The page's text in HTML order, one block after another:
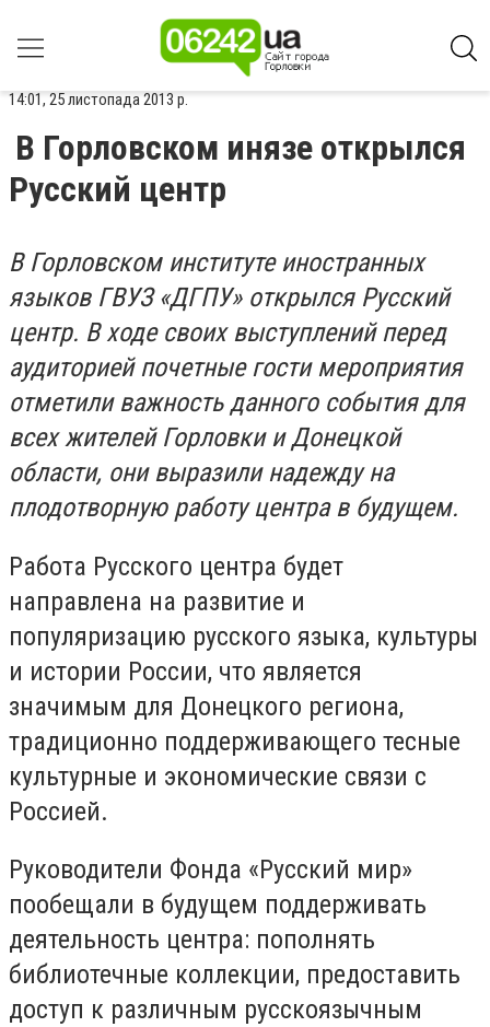
14:01, 25 листопада 2013 р.
В Горловском инязе открылся
Русский центр
В Горловском институте иностранных
языков ГВУЗ «ДГПУ» открылся Русский
центр. В ходе своих выступлений перед
аудиторией почетные гости мероприятия
отметили важность данного события для
всех жителей Горловки и Донецкой
области, они выразили надежду на
плодотворную работу центра в будущем.
Работа Русского центра будет
направлена на развитие и
популяризацию русского языка, культуры
и истории России, что является
значимым для Донецкого региона,
традиционно поддерживающего тесные
культурные и экономические связи с
Россией.
Руководители Фонда «Русский мир»
пообещали в будущем поддерживать
деятельность центра: пополнять
библиотечные коллекции, предоставить
доступ к различным русскоязычным